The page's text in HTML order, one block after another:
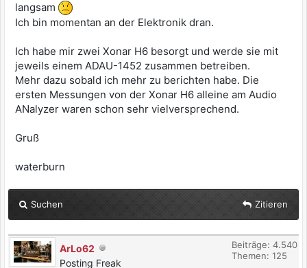
langsam
Ich bin momentan an der Elektronik dran.
Ich habe mir zwei Xonar H6 besorgt und werde sie mit
jeweils einem ADAU-1452 zusammen betreiben.
Mehr dazu sobald ich mehr zu berichten habe. Die
ersten Messungen von der Xonar H6 alleine am Audio
ANalyzer waren schon sehr vielversprechend.
Gruß
waterburn
Suchen Zitieren
ArLo62
Posting Freak
Beiträge: 4.540
Themen: 125